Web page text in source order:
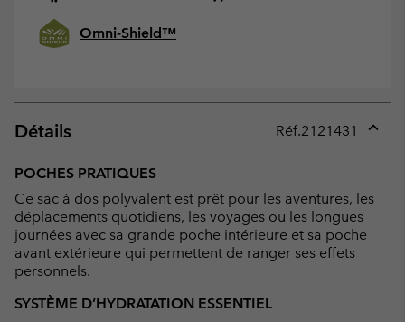
Omni-Shield™
Détails Réf.2121431
POCHES PRATIQUES
Ce sac à dos polyvalent est prêt pour les aventures, les
déplacements quotidiens, les voyages ou les longues
journées avec sa grande poche intérieure et sa poche
avant extérieure qui permettent de ranger ses effets
personnels.
SYSTÈME D’HYDRATATION ESSENTIEL